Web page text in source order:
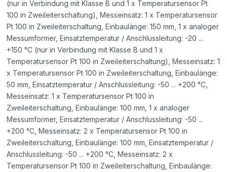
(nur in Verbindung mit Klasse B und 1 x Temperatursensor Pt
100 in Zweileiterschaltung), Messeinsatz: 1 x Temperatursensor
Pt 100 in Zweileiterschaltung, Einbaulänge: 150 mm, 1 x analoger
Messumformer, Einsatztemperatur / Anschlussleitung: -20 ...
+150 °C (nur in Verbindung mit Klasse B und 1 x
Temperatursensor Pt 100 in Zweileiterschaltung), Messeinsatz: 1
x Temperatursensor Pt 100 in Zweileiterschaltung, Einbaulänge:
50 mm, Einsatztemperatur / Anschlussleitung: -50 ... +200 °C,
Messeinsatz: 1 x Temperatursensor Pt 100 in
Zweileiterschaltung, Einbaulänge: 100 mm, 1 x analoger
Messumformer, Einsatztemperatur / Anschlussleitung: -50 ...
+200 °C, Messeinsatz: 2 x Temperatursensor Pt 100 in
Zweileiterschaltung, Einbaulänge: 100 mm, Einsatztemperatur /
Anschlussleitung: -50 ... +200 °C, Messeinsatz: 2 x
Temperatursensor Pt 100 in Zweileiterschaltung, Einbaulänge: